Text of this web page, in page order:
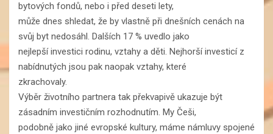
bytových fondů, nebo i před deseti lety,
může dnes shledat, že by vlastně při dnešních cenách na
svůj byt nedosáhl. Dalších 17 % uvedlo jako
nejlepší investici rodinu, vztahy a děti. Nejhorší investicí z
nabídnutých jsou pak naopak vztahy, které
zkrachovaly.
Výběr životního partnera tak překvapivě ukazuje být
zásadním investičním rozhodnutím. My Češi,
podobně jako jiné evropské kultury, máme námluvy spojené